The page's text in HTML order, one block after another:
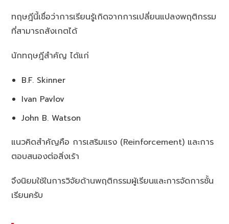
ทฤษฎีนี้เชื่อว่าการเรียนรู้เกิดจากการเปลี่ยนแปลงพฤติกรรม
ที่สามารถสังเกตได้
นักทฤษฎีสำคัญ ได้แก่
B.F. Skinner
Ivan Pavlov
John B. Watson
แนวคิดสำคัญคือ การเสริมแรง (Reinforcement) และการ
ตอบสนองต่อสิ่งเร้า
จึงนิยมใช้ในการวิจัยด้านพฤติกรรมผู้เรียนและการจัดการชั้น
เรียนครับ